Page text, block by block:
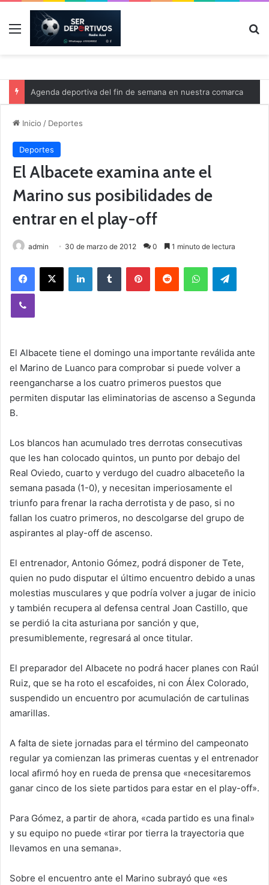
Menú
Agenda deportiva del fin de semana en nuestra comarca
Inicio / Deportes
Deportes
El Albacete examina ante el
Marino sus posibilidades de
entrar en el play-off
admin 30 de marzo de 2012 0 1 minuto de lectura
El Albacete tiene el domingo una importante reválida ante
el Marino de Luanco para comprobar si puede volver a
reengancharse a los cuatro primeros puestos que
permiten disputar las eliminatorias de ascenso a Segunda
B.
Los blancos han acumulado tres derrotas consecutivas
que les han colocado quintos, un punto por debajo del
Real Oviedo, cuarto y verdugo del cuadro albaceteño la
semana pasada (1-0), y necesitan imperiosamente el
triunfo para frenar la racha derrotista y de paso, si no
fallan los cuatro primeros, no descolgarse del grupo de
aspirantes al play-off de ascenso.
El entrenador, Antonio Gómez, podrá disponer de Tete,
quien no pudo disputar el último encuentro debido a unas
molestias musculares y que podría volver a jugar de inicio
y también recupera al defensa central Joan Castillo, que
se perdió la cita asturiana por sanción y que,
presumiblemente, regresará al once titular.
El preparador del Albacete no podrá hacer planes con Raúl
Ruiz, que se ha roto el escafoides, ni con Álex Colorado,
suspendido un encuentro por acumulación de cartulinas
amarillas.
A falta de siete jornadas para el término del campeonato
regular ya comienzan las primeras cuentas y el entrenador
local afirmó hoy en rueda de prensa que «necesitaremos
ganar cinco de los siete partidos para estar en el play-off».
Para Gómez, a partir de ahora, «cada partido es una final»
y su equipo no puede «tirar por tierra la trayectoria que
llevamos en una semana».
Sobre el encuentro ante el Marino subrayó que «es